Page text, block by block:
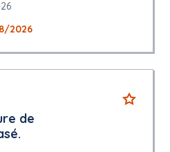
2026
de